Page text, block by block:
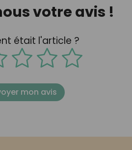
votre avis !
était l'article ?
mon avis